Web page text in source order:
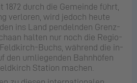
1872 durch die Ge­mein­de führt,
ver­lo­ren, wird je­doch heute
ins Land pen­deln­den Grenz­
hal­ten nur noch die Re­gio­
Buchs, wäh­rend die in­
den um­lie­gen­den Bahn­hö­fen
Sta­ti­on ma­chen.